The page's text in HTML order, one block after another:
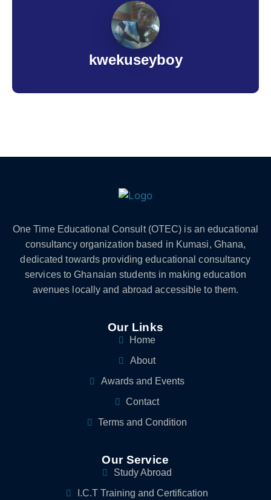
kwekuseyboy
One Time Educational Consult (OTEC) is an educational
consultancy organization based in Kumasi, Ghana,
dedicated towards providing educational consultancy
services to Ghanaian students in making education
avenues locally and abroad accessible to them.
Our Links
Home
About
Awards and Events
Contact
Terms and Condition
Our Service
Study Abroad
I.C.T Training and Certification